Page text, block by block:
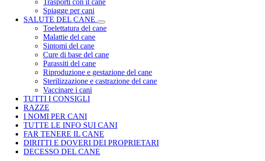
Trasporti con il cane
Spiagge per cani
SALUTE DEL CANE
Toelettatura del cane
Malattie del cane
Sintomi del cane
Cure di base del cane
Parassiti del cane
Riproduzione e gestazione del cane
Sterilizzazione e castrazione del cane
Vaccinare i cani
TUTTI I CONSIGLI
RAZZE
I NOMI PER CANI
TUTTE LE INFO SUI CANI
FAR TENERE IL CANE
DIRITTI E DOVERI DEI PROPRIETARI
DECESSO DEL CANE